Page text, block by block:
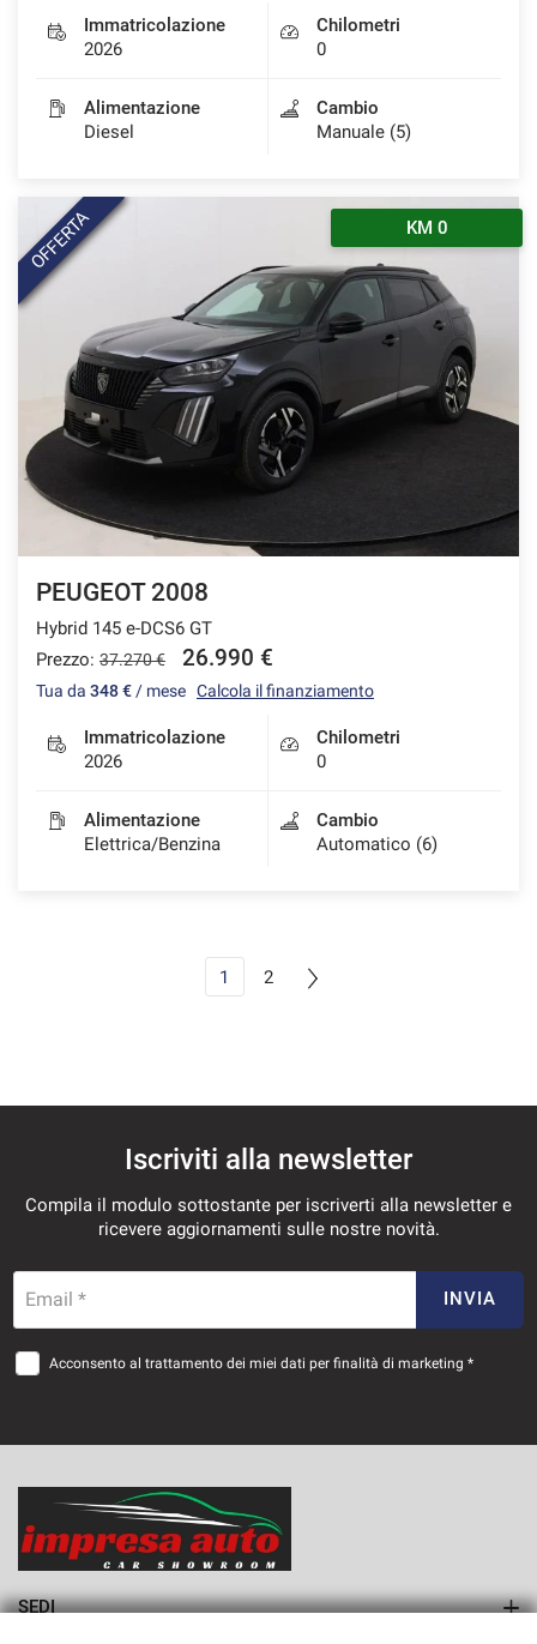
Immatricolazione
2026
Chilometri
0
Alimentazione
Diesel
Cambio
Manuale (5)
OFFERTA KM 0
PEUGEOT 2008
Hybrid 145 e-DCS6 GT
Prezzo: 37.270 € 26.990 €
Tua da 348 € / mese Calcola il finanziamento
Immatricolazione
2026
Chilometri
0
Alimentazione
Elettrica/Benzina
Cambio
Automatico (6)
1 2
Iscriviti alla newsletter
Compila il modulo sottostante per iscriverti alla newsletter e
ricevere aggiornamenti sulle nostre novità.
Email * INVIA
Acconsento al trattamento dei miei dati per finalità di marketing *
SEDI